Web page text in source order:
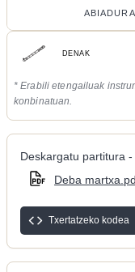
DENAK
* Erabili etengailuak
konbinatuan.
Deskargatu partitura -
Deba
Txertatzeko kodea